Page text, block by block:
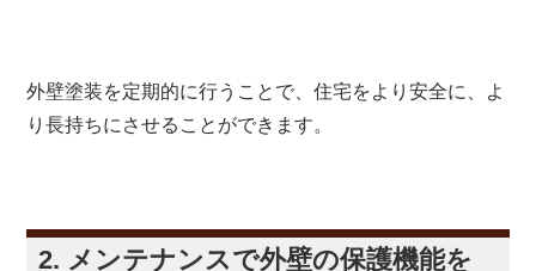
外壁塗装を定期的に行うことで、住宅をより安全に、よ
り長持ちにさせることができます。
2. メンテナンスで外壁の保護機能を